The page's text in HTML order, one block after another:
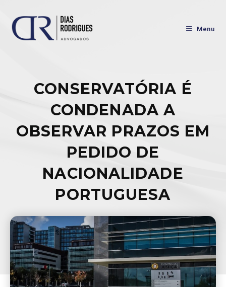
Menu
CONSERVATÓRIA É
CONDENADA A
OBSERVAR PRAZOS EM
PEDIDO DE
NACIONALIDADE
PORTUGUESA
Julian Dias Rodrigues 18/02/2022